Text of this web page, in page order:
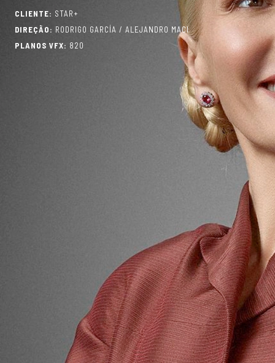
CLIENTE: STAR+
DIREÇÃO: RODRIGO GARCÍA / ALEJANDRO MACI
PLANOS VFX: 820